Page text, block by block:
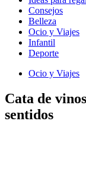
Consejos
Belleza
Ocio y Viajes
Infantil
Deporte
Ocio y Viajes
Cata de
sentidos